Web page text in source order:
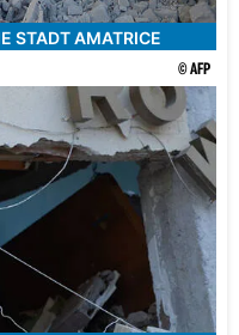
STADT AMATRICE
© AFP